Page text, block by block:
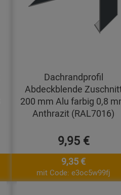
Dachrandprofil
Abdeckblende
200 mm Alu farbig 0,8
Anthrazit (RAL7016)
9,95 €
9,35 €
mit Code: e3oc5w99fj